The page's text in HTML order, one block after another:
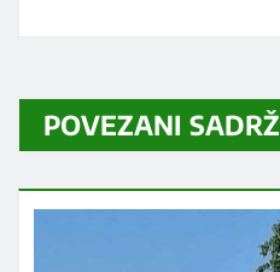
POVEZANI